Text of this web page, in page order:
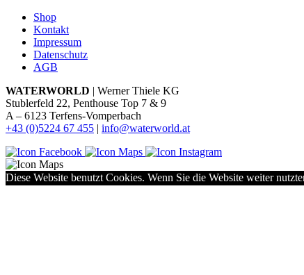
Shop
Kontakt
Impressum
Datenschutz
AGB
WATERWORLD | Werner Thiele KG
Stublerfeld 22, Penthouse Top 7 & 9
A – 6123 Terfens-Vomperbach
+43 (0)5224 67 455 | info@waterworld.at
Diese Website benutzt Cookies. Wenn Sie die Website weiter